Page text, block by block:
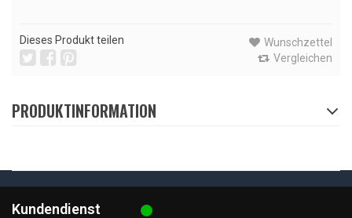
Dieses Produkt teilen
Wunschzettel
Vergleichen
PRODUKTINFORMATION
Kundendienst